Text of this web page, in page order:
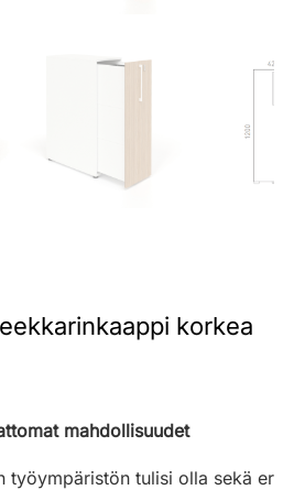
korkea
mahdollisuudet
työympäristön tulisi olla sekä